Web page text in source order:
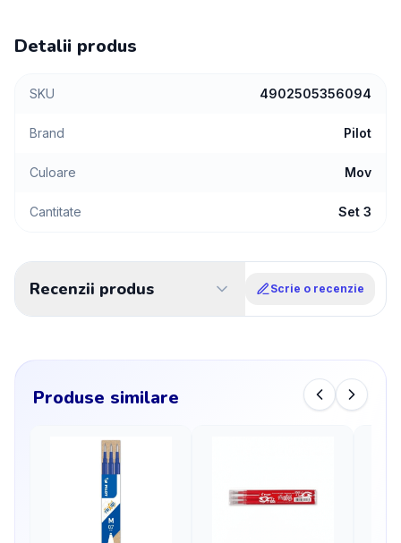
Detalii produs
SKU 4902505356094
Brand Pilot
Culoare Mov
Cantitate Set 3
Recenzii produs Scrie o recenzie
Produse similare